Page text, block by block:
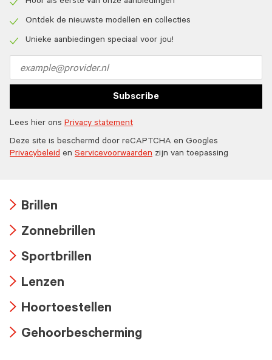
icon
icon
Ontdek de nieuwste modellen en collecties
Unieke aanbiedingen speciaal voor jou!
address
Subscribe
Lees hier ons Privacy statement
Deze site is beschermd door reCAPTCHA en Googles
Privacybeleid en Servicevoorwaarden zijn van toepassing
icon
Brillen
icon
Zonnebrillen
icon
Sportbrillen
icon
Lenzen
icon
Hoortoestellen
Gehoorbescherming